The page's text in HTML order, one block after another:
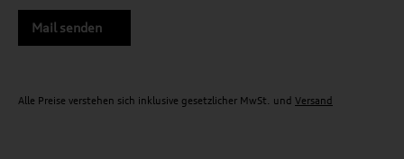
Mail senden
Alle Preise verstehen sich inklusive gesetzlicher MwSt. und Versand